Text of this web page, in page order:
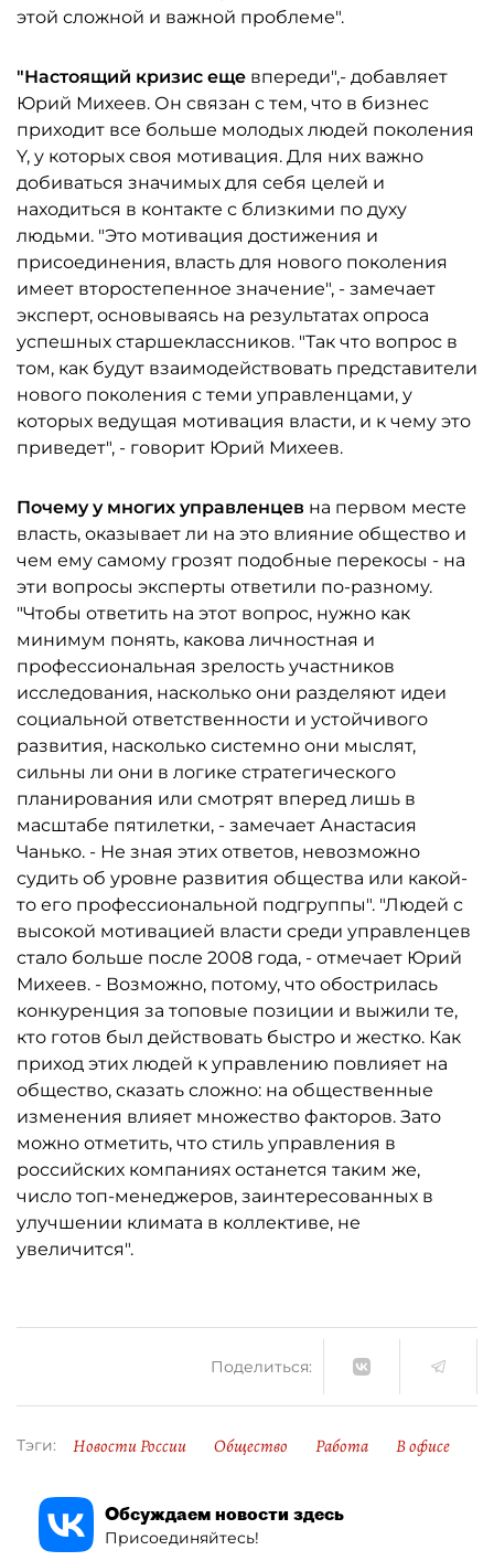
этой сложной и важной проблеме".
"Настоящий кризис еще впереди",- добавляет
Юрий Михеев. Он связан с тем, что в бизнес
приходит все больше молодых людей поколения
Y, у которых своя мотивация. Для них важно
добиваться значимых для себя целей и
находиться в контакте с близкими по духу
людьми. "Это мотивация достижения и
присоединения, власть для нового поколения
имеет второстепенное значение", - замечает
эксперт, основываясь на результатах опроса
успешных старше­классников. "Так что вопрос в
том, как будут взаимодействовать представители
нового поколения с теми управленцами, у
которых ведущая мотивация власти, и к чему это
приведет", - говорит Юрий Михеев.
Почему у многих управленцев на первом месте
власть, оказывает ли на это влияние общество и
чем ему самому грозят подобные перекосы - на
эти вопросы эксперты ответили по-разному.
"Чтобы ответить на этот вопрос, нужно как
минимум понять, какова личностная и
профессиональная зрелость участников
исследования, насколько они разделяют идеи
социальной ответственности и устойчивого
развития, насколько системно они мыслят,
сильны ли они в логике стратегического
планирования или смотрят вперед лишь в
масштабе пятилетки, - замечает Анастасия
Чанько. - Не зная этих ответов, невозможно
судить об уровне развития общества или какой-
то его профессиональной подгруппы". "Людей с
высокой мотивацией власти среди управленцев
стало больше после 2008 года, - отмечает Юрий
Михеев. - Возможно, потому, что обострилась
конкуренция за топовые позиции и выжили те,
кто готов был действовать быстро и жестко. Как
приход этих людей к управлению повлияет на
общество, сказать сложно: на общественные
изменения влияет множество факторов. Зато
можно отметить, что стиль управления в
российских компаниях останется таким же,
число топ-менеджеров, заинтересованных в
улучшении климата в коллективе, не
увеличится".
Поделиться:
Тэги: Новости России Общество Работа В офисе
Обсуждаем новости здесь
Присоединяйтесь!